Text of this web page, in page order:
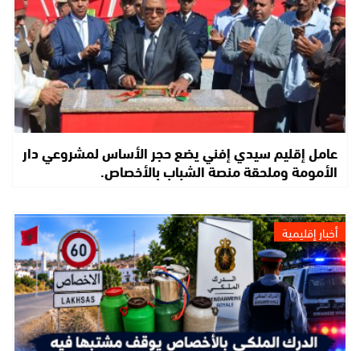
عامل إقليم سيدي إفني يضع حجر الأساس لمشروعي دار
الأمومة وملحقة منصة الشباب بالأخصاص.
أخبار إقليمية